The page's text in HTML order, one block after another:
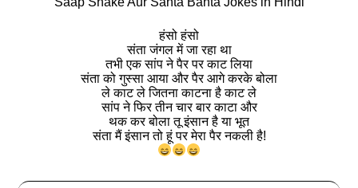
हंसो हंसो
संता जंगल में जा रहा था
तभी एक सांप ने पैर पर काट लिया
संता को गुस्सा आया और पैर आगे करके बोला
ले काट ले जितना काटना है काट ले
सांप ने फिर तीन चार बार काटा और
थक कर बोला तू इंसान है या भूत
संता मैं इंसान तो हूं पर मेरा पैर नकली है!